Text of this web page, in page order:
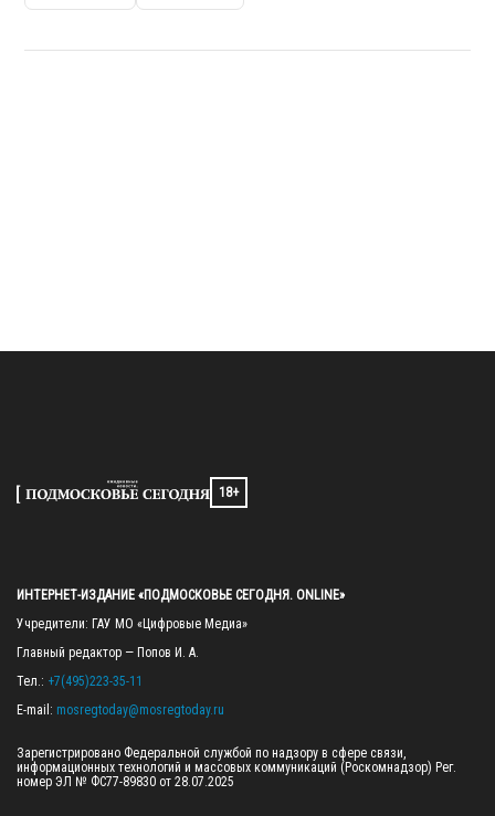
18+
ИНТЕРНЕТ-ИЗДАНИЕ «ПОДМОСКОВЬЕ СЕГОДНЯ. ONLINE»
Учредители: ГАУ МО «Цифровые Медиа»
Главный редактор — Попов И. А.
Тел.: +7(495)223-35-11
E-mail: mosregtoday@mosregtoday.ru
Зарегистрировано Федеральной службой по надзору в сфере связи,
информационных технологий и массовых коммуникаций (Роскомнадзор) Рег.
номер ЭЛ № ФС77-89830 от 28.07.2025